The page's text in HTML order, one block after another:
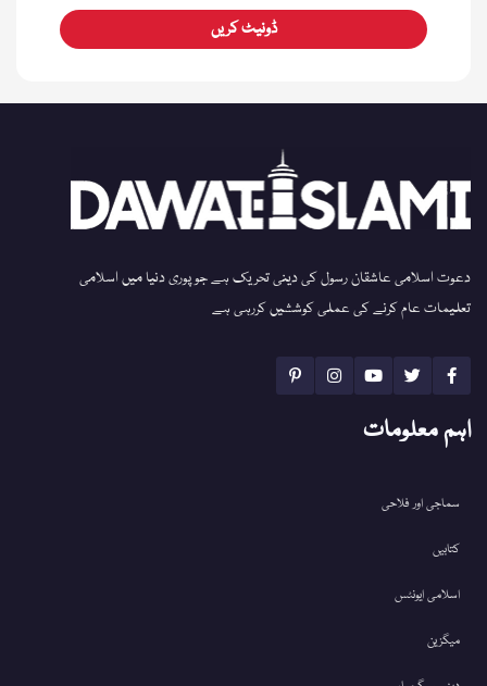
ڈونیٹ کریں
دعوت اسلامی عاشقان رسول کی دینی تحریک ہے جو پوری دنیا میں اسلامی
تعلیمات عام کرنے کی عملی کوششیں کررہی ہے
اہم معلومات
سماجی اور فلاحی
کتابیں
اسلامی ایونٹس
میگزین